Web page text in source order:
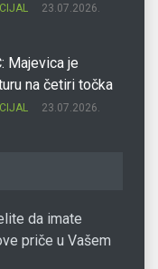
23.07.2026.
Majevica je
na četiri točka
23.07.2026.
da imate
priče u Vašem